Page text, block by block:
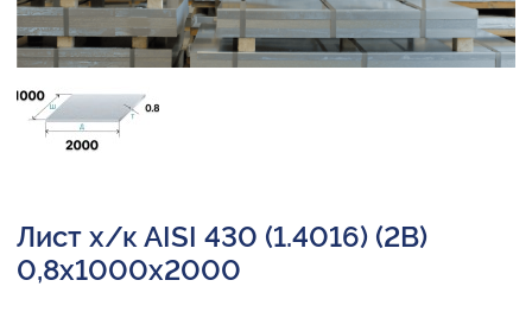
Лист х/к AISI 430 (1.4016) (2B)
0,8х1000х2000